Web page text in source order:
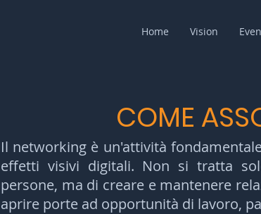
Home Vision
COME
Il networking è un'attività
effetti visivi digitali. Non si tratta
persone, ma di creare e mantenere
aprire porte ad opportunità di lavoro,